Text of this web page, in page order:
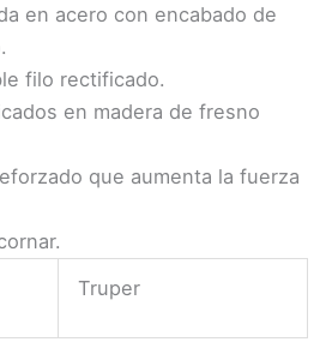
en acero con encabado de
filo rectificado.
en madera de fresno
que aumenta la fuerza
Truper